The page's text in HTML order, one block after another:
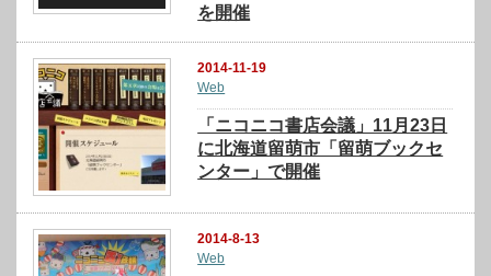
を開催
2014-11-19
Web
「ニコニコ書店会議」11月23日
に北海道留萌市「留萌ブックセ
ンター」で開催
2014-8-13
Web